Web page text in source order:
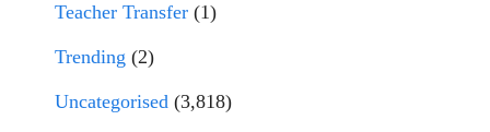
Teacher Transfer (1)
Trending (2)
Uncategorised (3,818)